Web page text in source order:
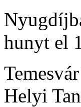
hunyt el
Helyi